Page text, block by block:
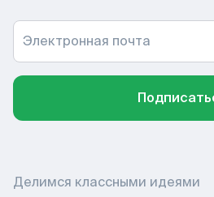
Электронная почта
Делимся классными идеями